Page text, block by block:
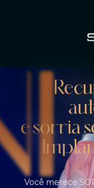
e sorria
Você merece